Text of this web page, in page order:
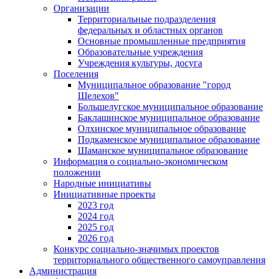
Организации
Территориальные подразделения
федеральных и областных органов
Основные промышленные предприятия
Образовательные учреждения
Учреждения культуры, досуга
Поселения
Муниципальное образование "город
Шелехов"
Большелугское муниципальное образование
Баклашинское муниципальное образование
Олхинское муниципальное образование
Подкаменское муниципальное образование
Шаманское муниципальное образование
Информация о социально-экономическом
положении
Народные инициативы
Инициативные проекты
2023 год
2024 год
2025 год
2026 год
Конкурс социально-значимых проектов
территориального общественного самоуправления
Администрация